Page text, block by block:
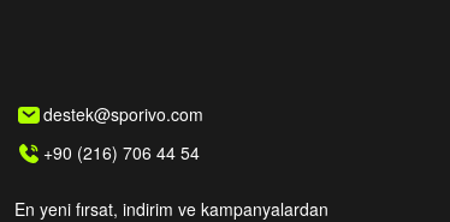
destek@sporivo.com
+90 (216) 706 44 54
En yeni fırsat, indirim ve kampanyalardan